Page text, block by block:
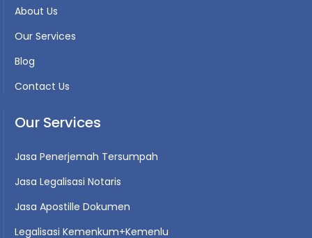
About Us
Our Services
Blog
Contact Us
Our Services
Jasa Penerjemah Tersumpah
Jasa Legalisasi Notaris
Jasa Apostille Dokumen
Legalisasi Kemenkum+Kemenlu